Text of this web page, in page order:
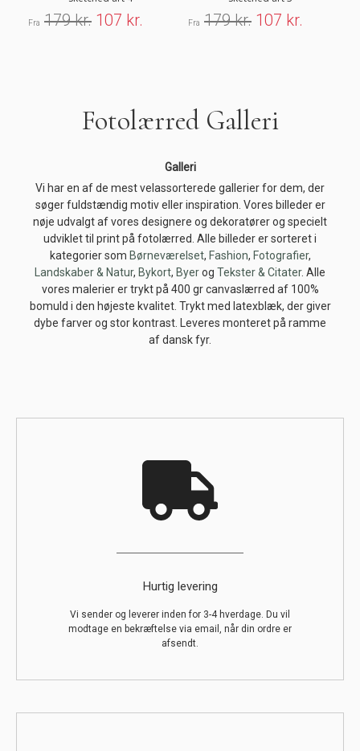
Fra 179 kr. 107 kr. Fra 179 kr. 107 kr.
Fotolærred Galleri
Galleri
Vi har en af de mest velassorterede gallerier for dem, der
søger fuldstændig motiv eller inspiration. Vores billeder er
nøje udvalgt af vores designere og dekoratører og specielt
udviklet til print på fotolærred. Alle billeder er sorteret i
kategorier som Børneværelset, Fashion, Fotografier,
Landskaber & Natur, Bykort, Byerog Tekster & Citater. Alle
vores malerier er trykt på 400 gr canvaslærred af 100%
bomuld i den højeste kvalitet. Trykt med latexblæk, der giver
dybe farver og stor kontrast. Leveres monteret på ramme
af dansk fyr.
Hurtig levering
Vi sender og leverer inden for 3-4 hverdage. Du vil
modtage en bekræftelse via email, når din ordre er
afsendt.